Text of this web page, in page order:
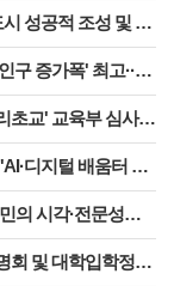
및 자족기능 강화 협력'
··풍산동도 증가세 지속
심사 통과··2030년 개교
체험존' 12월까지 운영
성으로 감사행정 제고'
학정보박람회' 8일 개최